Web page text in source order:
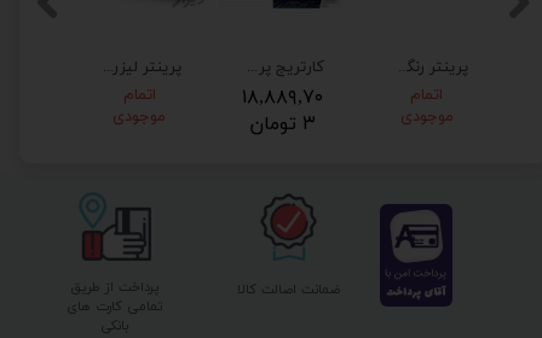
پرینتر لیزرجت HP55040dw
اتمام
موجودی
کارتریج پرینتر لیزری رنگی اچ پی HP M277dw
۱۸,۸۸۹,۷۰
۳ تومان
پرینتر رنگی کانن LBP5050
اتمام
موجودی
پرداخت از طریق
تمامی کارت های
بانکی
ضمانت اصالت کالا